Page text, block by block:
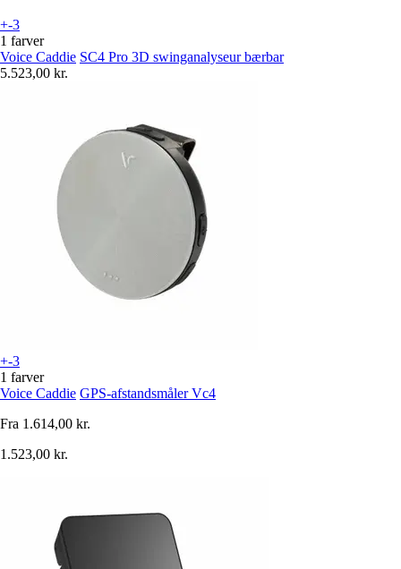
+-3
1 farver
Voice Caddie SC4 Pro 3D swinganalyseur bærbar
5.523,00 kr.
+-3
1 farver
Voice Caddie GPS-afstandsmåler Vc4
Fra 1.614,00 kr.
1.523,00 kr.